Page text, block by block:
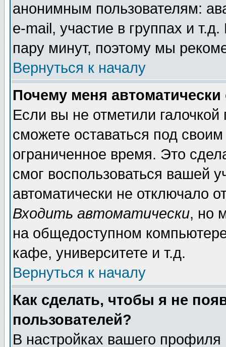
анонимным пользователям:
e-mail, участие в группах и
пару минут, поэтому мы
Вернуться к началу
Почему меня автоматически
Если вы не отметили галочкой
сможете оставаться под
ограниченное время. Это
смог воспользоваться вашей
автоматически не отключало
Входить автоматически, но
на общедоступном
кафе, университете и т.д.
Вернуться к началу
Как сделать, чтобы я не
пользователей?
В настройках вашего